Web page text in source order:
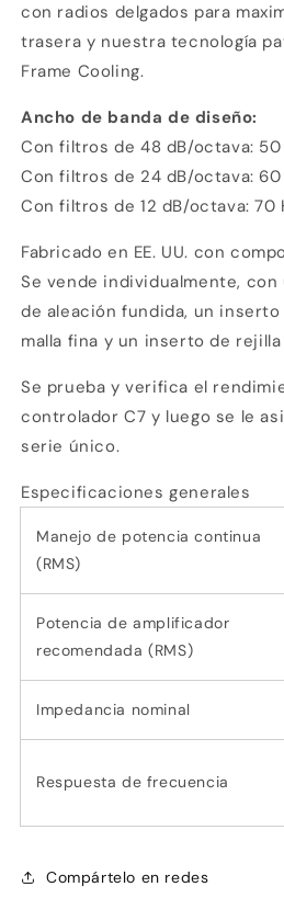
con radios delgados para
trasera y nuestra tecnología
Frame Cooling.
Ancho de banda de diseño:
Con filtros de 48 dB/octava: 50
Con filtros de 24 dB/octava: 60
Con filtros de 12 dB/octava: 70
Fabricado en EE. UU. con
Se vende individualmente,
de aleación fundida, un
malla fina y un inserto de
Se prueba y verifica el
controlador C7 y luego se le
serie único.
Especificaciones generales
Manejo de potencia continua
(RMS)
Potencia de amplificador
recomendada (RMS)
Impedancia nominal
Respuesta de frecuencia
Compártelo en redes